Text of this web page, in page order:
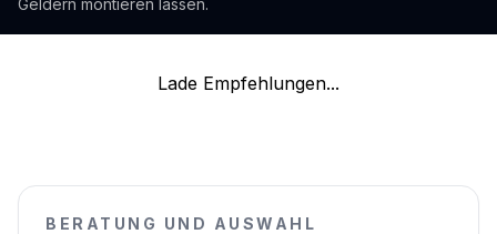
Geldern montieren lassen.
Lade Empfehlungen...
BERATUNG UND AUSWAHL